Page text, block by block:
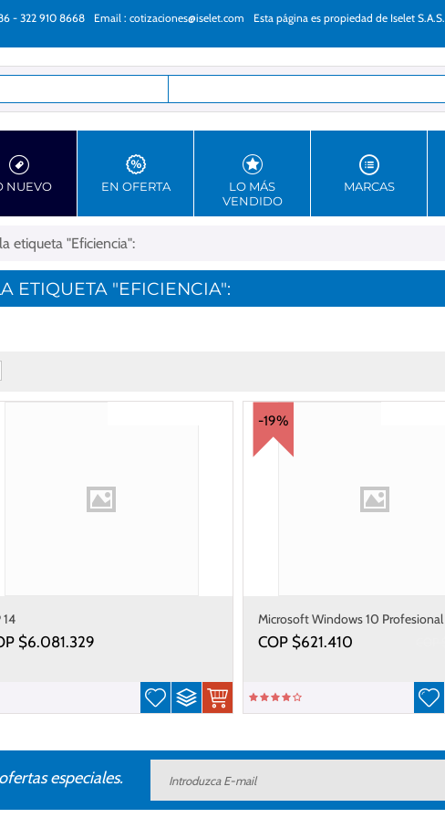
- 322 910 8668 Email : cotizaciones@iselet.com Esta página es propiedad de Iselet S.A.S.
NUEVO EN OFERTA
LO MÁS
VENDIDO
MARCAS
etiqueta "Eficiencia":
ETIQUETA "EFICIENCIA":
14
$6.081.329
-19%
Microsoft Windows 10 Profesional
COP $621.410
especiales.